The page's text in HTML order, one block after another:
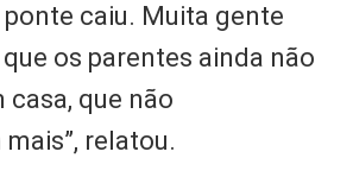
ponte caiu. Muita gente
os parentes ainda não
casa, que não
relatou.